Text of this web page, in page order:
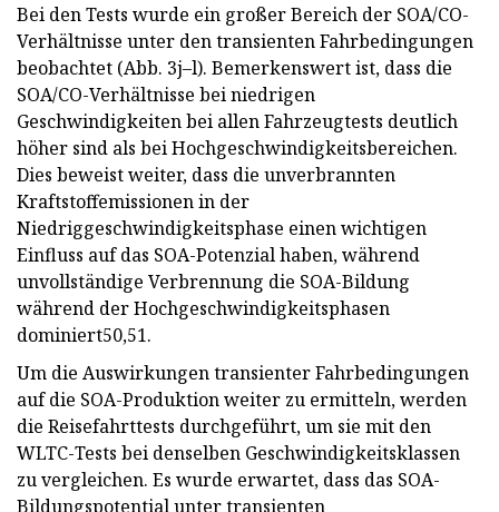
Bei den Tests wurde ein großer Bereich der SOA/CO-
Verhältnisse unter den transienten Fahrbedingungen
beobachtet (Abb. 3j–l). Bemerkenswert ist, dass die
SOA/CO-Verhältnisse bei niedrigen
Geschwindigkeiten bei allen Fahrzeugtests deutlich
höher sind als bei Hochgeschwindigkeitsbereichen.
Dies beweist weiter, dass die unverbrannten
Kraftstoffemissionen in der
Niedriggeschwindigkeitsphase einen wichtigen
Einfluss auf das SOA-Potenzial haben, während
unvollständige Verbrennung die SOA-Bildung
während der Hochgeschwindigkeitsphasen
dominiert50,51.
Um die Auswirkungen transienter Fahrbedingungen
auf die SOA-Produktion weiter zu ermitteln, werden
die Reisefahrttests durchgeführt, um sie mit den
WLTC-Tests bei denselben Geschwindigkeitsklassen
zu vergleichen. Es wurde erwartet, dass das SOA-
Bildungspotential unter transienten